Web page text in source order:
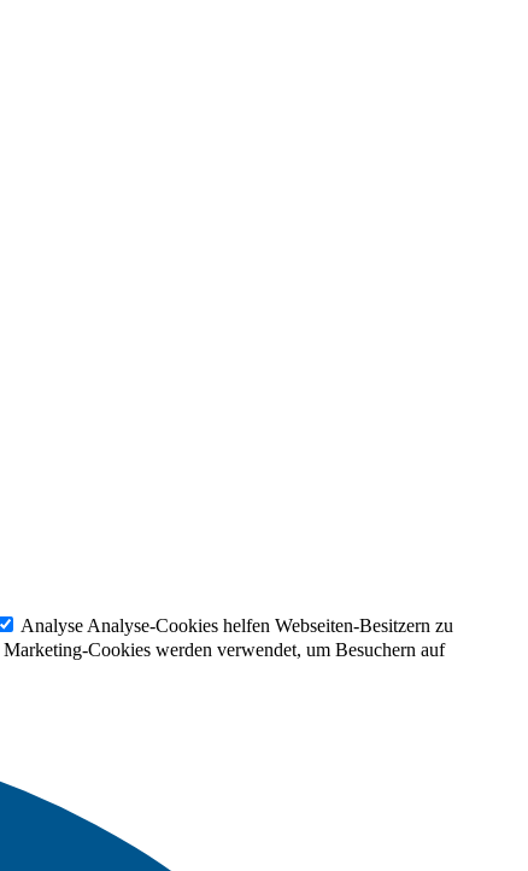
Analyse Analyse-Cookies helfen Webseiten-Besitzern zu
Marketing-Cookies werden verwendet, um Besuchern auf